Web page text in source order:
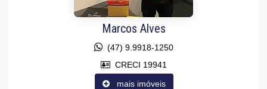
Características do Empreendimento
Marcos Alves
(47) 9.9918-1250
CRECI 19941
mais imóveis